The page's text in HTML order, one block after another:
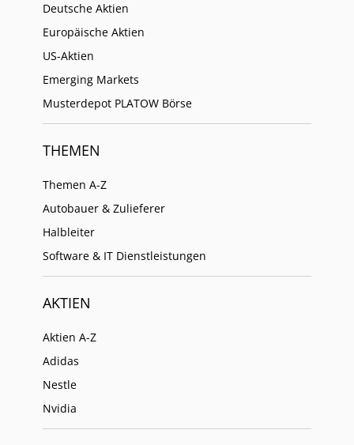
Deutsche Aktien
Europäische Aktien
US-Aktien
Emerging Markets
Musterdepot PLATOW Börse
THEMEN
Themen A-Z
Autobauer & Zulieferer
Halbleiter
Software & IT Dienstleistungen
AKTIEN
Aktien A-Z
Adidas
Nestle
Nvidia